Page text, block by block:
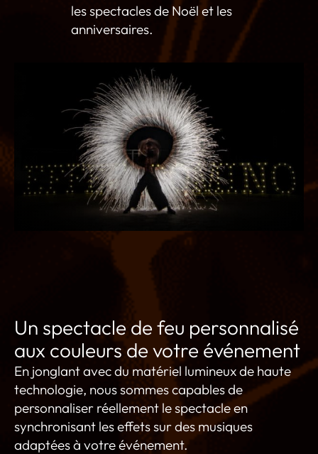
les spectacles de Noël et les
anniversaires.
Un spectacle de feu personnalisé
aux couleurs de votre événement
En jonglant avec du matériel lumineux de haute
technologie, nous sommes capables de
personnaliser réellement le spectacle en
synchronisant les effets sur des musiques
adaptées à votre événement.